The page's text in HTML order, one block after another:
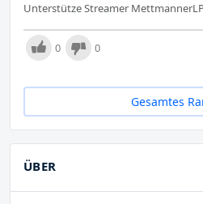
Unterstütze Streamer
0 0
Gesamtes
ÜBER